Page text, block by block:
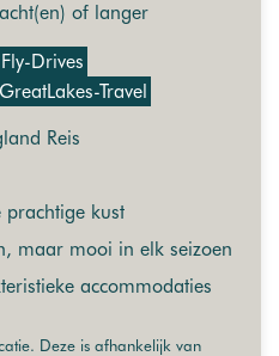
of langer
Fly-Drives
GreatLakes-Travel
Reis
prachtige kust
maar mooi in elk seizoen
accommodaties
Deze is afhankelijk van